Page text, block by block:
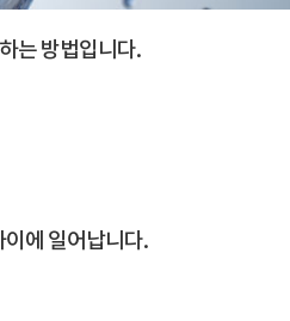
는 방법입니다.
이에 일어납니다.